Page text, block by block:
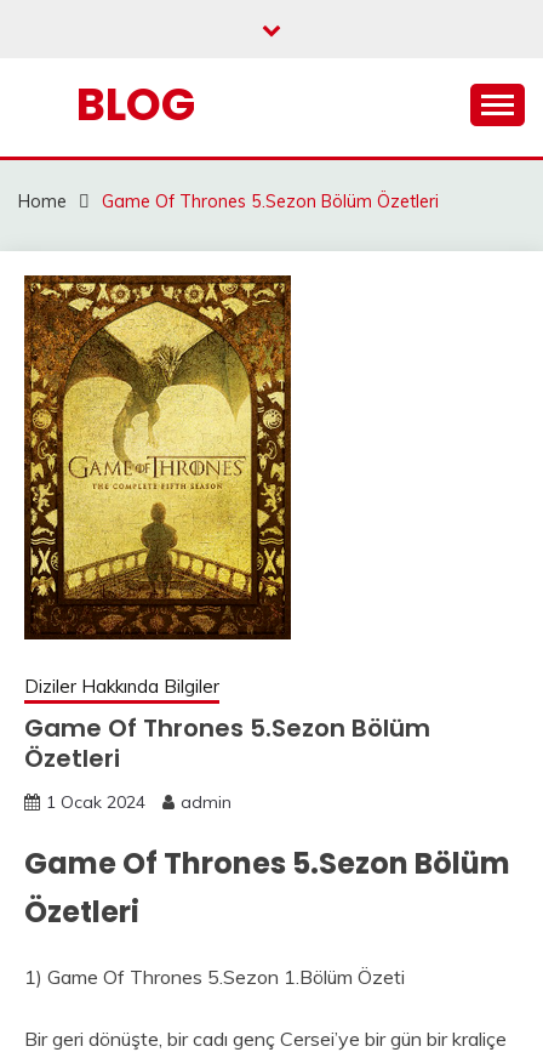
BLOG
Home Game Of Thrones 5.Sezon Bölüm Özetleri
Diziler Hakkında Bilgiler
Game Of Thrones 5.Sezon Bölüm
Özetleri
1 Ocak 2024 admin
Game Of Thrones 5.Sezon Bölüm
Özetleri
1) Game Of Thrones 5.Sezon 1.Bölüm Özeti
Bir geri dönüşte, bir cadı genç Cersei’ye bir gün bir kraliçe